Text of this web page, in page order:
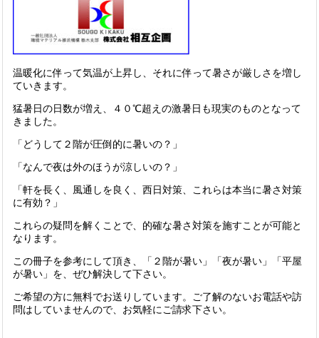
温暖化に伴って気温が上昇し、それに伴って暑さが厳しさを増し
ていきます。
猛暑日の日数が増え、４０℃超えの激暑日も現実のものとなって
きました。
「どうして２階が圧倒的に暑いの？」
「なんで夜は外のほうが涼しいの？」
「軒を長く、風通しを良く、西日対策、これらは本当に暑さ対策
に有効？」
これらの疑問を解くことで、的確な暑さ対策を施すことが可能と
なります。
この冊子を参考にして頂き、「２階が暑い」「夜が暑い」「平屋
が暑い」を、ぜひ解決して下さい。
ご希望の方に無料でお送りしています。ご了解のないお電話や訪
問はしていませんので、お気軽にご請求下さい。